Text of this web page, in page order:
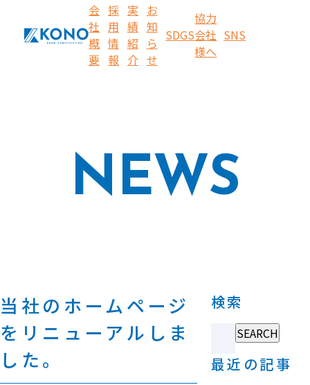
会
社
概
要
採
用
情
報
実
績
紹
介
お
知
ら
せ
SDGS
協力
会社
様へ
SNS
NEWS
当社のホームページ
をリニューアルしま
した。
検索
最近の記事